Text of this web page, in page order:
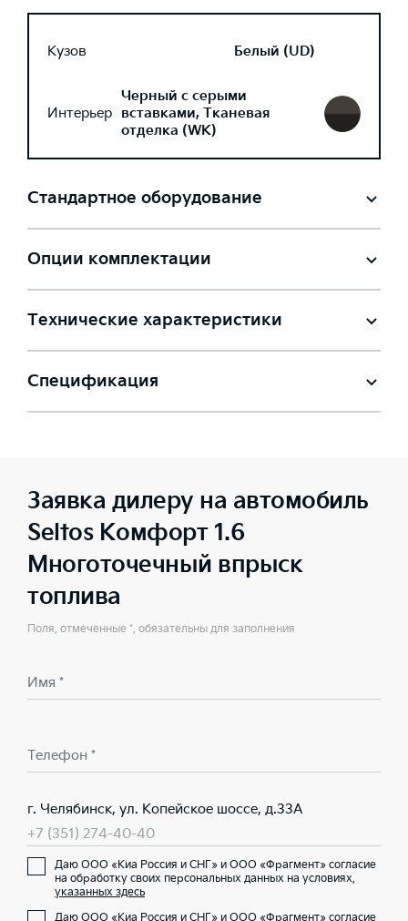
Кузов Белый (UD)
Интерьер
Черный с серыми
вставками, Тканевая
отделка (WK)
Стандартное оборудование
Опции комплектации
Технические характеристики
Спецификация
Заявка дилеру на автомобиль
Seltos Комфорт 1.6
Многоточечный впрыск
топлива
Поля, отмеченные *, обязательны для заполнения
Имя *
Телефон *
г. Челябинск, ул. Копейское шоссе, д.33А
+7 (351) 274-40-40
Даю ООО «Киа Россия и СНГ» и ООО «Фрагмент» согласие
на обработку своих персональных данных на условиях,
указанных здесь
Даю ООО «Киа Россия и СНГ» и ООО «Фрагмент» согласие